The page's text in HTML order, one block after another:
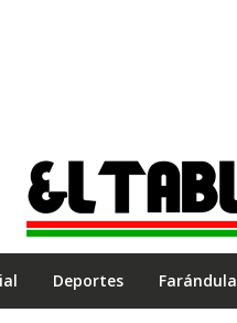
Deportes Farándula